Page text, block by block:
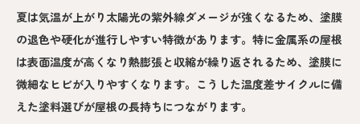
夏は気温が上がり太陽光の紫外線ダメージが強くなるため、塗膜
の退色や硬化が進行しやすい特徴があります。特に金属系の屋根
は表面温度が高くなり熱膨張と収縮が繰り返されるため、塗膜に
微細なヒビが入りやすくなります。こうした温度差サイクルに備
えた塗料選びが屋根の長持ちにつながります。